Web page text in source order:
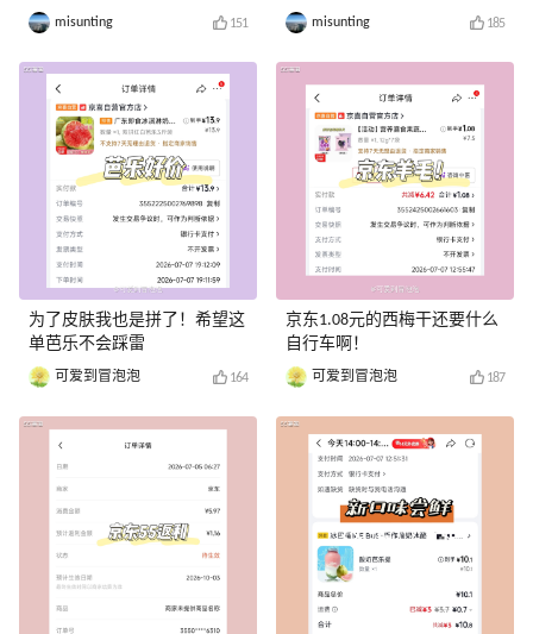
misunting 151
为了皮肤我也是拼了！希望这
单芭乐不会踩雷
可爱到冒泡泡 164
misunting 185
京东1.08元的西梅干还要什么
自行车啊！
可爱到冒泡泡 187